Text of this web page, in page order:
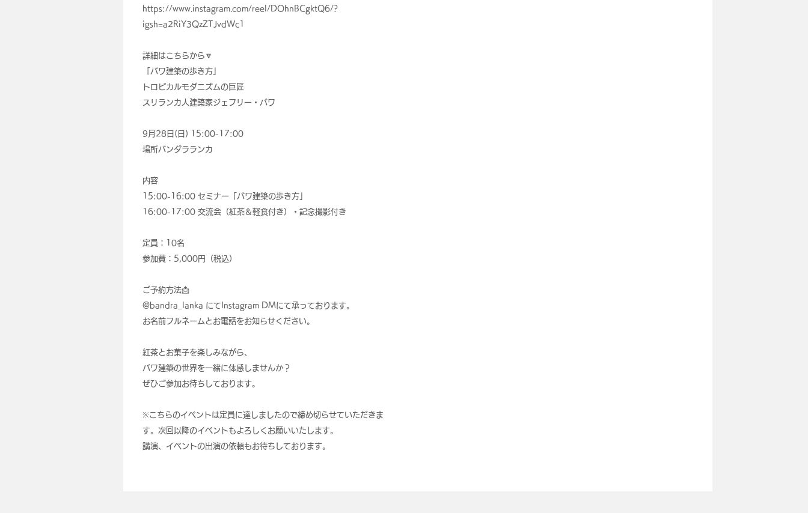
https://www.instagram.com/reel/DOhnBCgktQ6/?
igsh=a2RiY3QzZTJvdWc1
詳細はこちらから🔽
「バワ建築の歩き方」
トロピカルモダニズムの巨匠
スリランカ人建築家ジェフリー・バワ
9月28日(日) 15:00-17:00
場所バンダラランカ
内容
15:00-16:00 セミナー「バワ建築の歩き方」
16:00-17:00 交流会（紅茶＆軽食付き）・記念撮影付き
定員：10名
参加費：5,000円（税込）
ご予約方法📩
@bandra_lanka にてInstagram DMにて承っております。
お名前フルネームとお電話をお知らせください。
紅茶とお菓子を楽しみながら、
バワ建築の世界を一緒に体感しませんか？
ぜひご参加お待ちしております。
※こちらのイベントは定員に達しましたので締め切らせていただきま
す。次回以降のイベントもよろしくお願いいたします。
講演、イベントの出演の依頼もお待ちしております。